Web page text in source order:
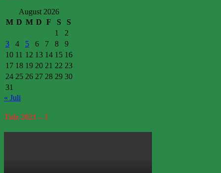
August 2026
M D M D F S
S
1
2
3
4 5 6 7 8
9
10 11 12 13 14 15 16
17 18 19 20 21 22 23
24 25 26 27 28 29 30
31
« Juli
Tulz 2021 – 1